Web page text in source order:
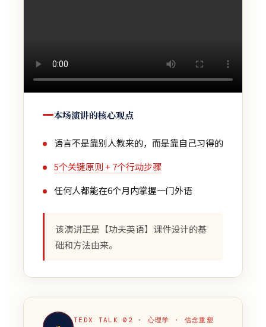
本场演讲的核心观点
语言不是靠别人教来的，而是靠自己习得的
5个关键原则 + 7个行动步骤
任何人都能在6个月内掌握一门外语
该演讲正是【功夫英语】课件设计的基
础和方法由来。
TEDX TALK 02 · 心理学 · 信念重塑